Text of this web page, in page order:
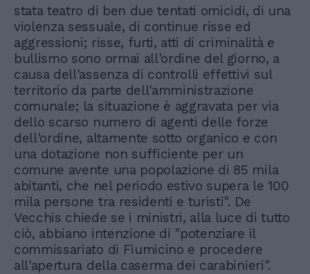
stata teatro di ben due tentati omicidi, di una
violenza sessuale, di continue risse ed
aggressioni; risse, furti, atti di criminalità e
bullismo sono ormai all'ordine del giorno, a
causa dell'assenza di controlli effettivi sul
territorio da parte dell'amministrazione
comunale; la situazione è aggravata per via
dello scarso numero di agenti delle forze
dell'ordine, altamente sotto organico e con
una dotazione non sufficiente per un
comune avente una popolazione di 85 mila
abitanti, che nel periodo estivo supera le 100
mila persone tra residenti e turisti". De
Vecchis chiede se i ministri, alla luce di tutto
ciò, abbiano intenzione di "potenziare il
commissariato di Fiumicino e procedere
all'apertura della caserma dei carabinieri".